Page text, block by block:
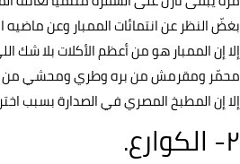
بغضّ النظر عن انتمائات الممبار وعن
إلا إن الممبار هو من أعظم الأكلات بلا شك
محمّر ومقرمش من بره وطري ومحشي من
إلا إن المطبخ المصري في الصدارة بسبب
٢- الكوارع.